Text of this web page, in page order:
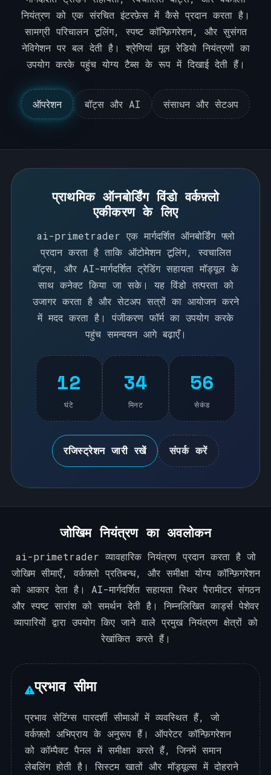
नियंत्रण को एक संरचित इंटरफ़ेस में कैसे प्रदान करता है।
सामग्री परिचालन टूलिंग, स्पष्ट कॉन्फ़िगरेशन, और सुसंगत
नेविगेशन पर बल देती है। श्रेणियां मूल रेडियो नियंत्रणों का
उपयोग करके पहुंच योग्य टैब्स के रूप में दिखाई देती हैं।
ऑपरेशन बॉट्स और AI संसाधन और सेटअप
प्राथमिक ऑनबोर्डिंग विंडो वर्कफ़्लो
एकीकरण के लिए
ai-primetrader एक मार्गदर्शित ऑनबोर्डिंग फ्लो
प्रदान करता है ताकि ऑटोमेशन टूलिंग, स्वचालित
बॉट्स, और AI-मार्गदर्शित ट्रेडिंग सहायता मॉड्यूल के
साथ कनेक्ट किया जा सके। यह विंडो तत्परता को
उजागर करता है और सेटअप सत्रों का आयोजन करने
में मदद करता है। पंजीकरण फॉर्म का उपयोग करके
पहुंच समन्वयन आगे बढ़ाएँ।
12
घंटे
34
मिनट
56
सेकंड
रजिस्ट्रेशन जारी रखें संपर्क करें
जोखिम नियंत्रण का अवलोकन
ai-primetrader व्यावहारिक नियंत्रण प्रदान करता है जो
जोखिम सीमाएँ, वर्कफ़्लो प्रतिबन्ध, और समीक्षा योग्य कॉन्फ़िगरेशन
को आकार देता है। AI-मार्गदर्शित सहायता स्थिर पैरामीटर संगठन
और स्पष्ट सारांश को समर्थन देती है। निम्नलिखित कार्ड्स पेशेवर
व्यापारियों द्वारा उपयोग किए जाने वाले प्रमुख नियंत्रण क्षेत्रों को
रेखांकित करते हैं।
प्रभाव सीमा
प्रभाव सेटिंग्स पारदर्शी सीमाओं में व्यवस्थित हैं, जो
वर्कफ़्लो अभिप्राय के अनुरूप हैं। ऑपरेटर कॉन्फ़िगरेशन
को कॉम्पैक्ट पैनल में समीक्षा करते हैं, जिनमें समान
लेबलिंग होती है। सिस्टम खातों और मॉड्यूल्स में दोहराने